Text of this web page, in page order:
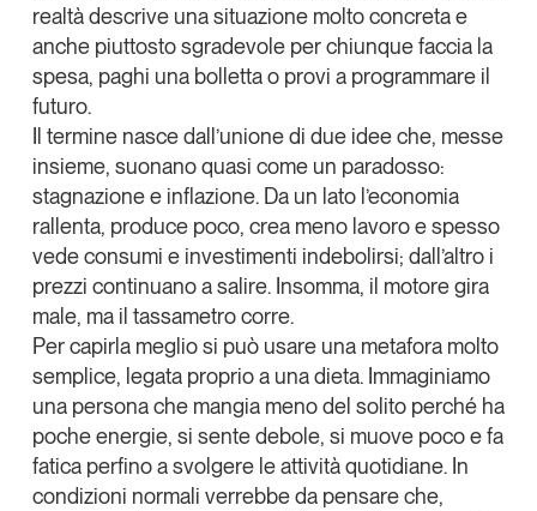
Tutti gli appuntamenti
Chi siamo
Contatti
Tendenze Journal
La nostra newsletter nella tua email
Iscriviti
Copia Link
realtà descrive una situazione molto concreta e
anche piuttosto sgradevole per chiunque faccia la
spesa, paghi una bolletta o provi a programmare il
futuro.
Il termine nasce dall’unione di due idee che, messe
insieme, suonano quasi come un paradosso:
stagnazione e inflazione. Da un lato l’economia
rallenta, produce poco, crea meno lavoro e spesso
vede consumi e investimenti indebolirsi; dall’altro i
prezzi continuano a salire. Insomma, il motore gira
male, ma il tassametro corre.
Per capirla meglio si può usare una metafora molto
semplice, legata proprio a una dieta. Immaginiamo
una persona che mangia meno del solito perché ha
poche energie, si sente debole, si muove poco e fa
fatica perfino a svolgere le attività quotidiane. In
condizioni normali verrebbe da pensare che,